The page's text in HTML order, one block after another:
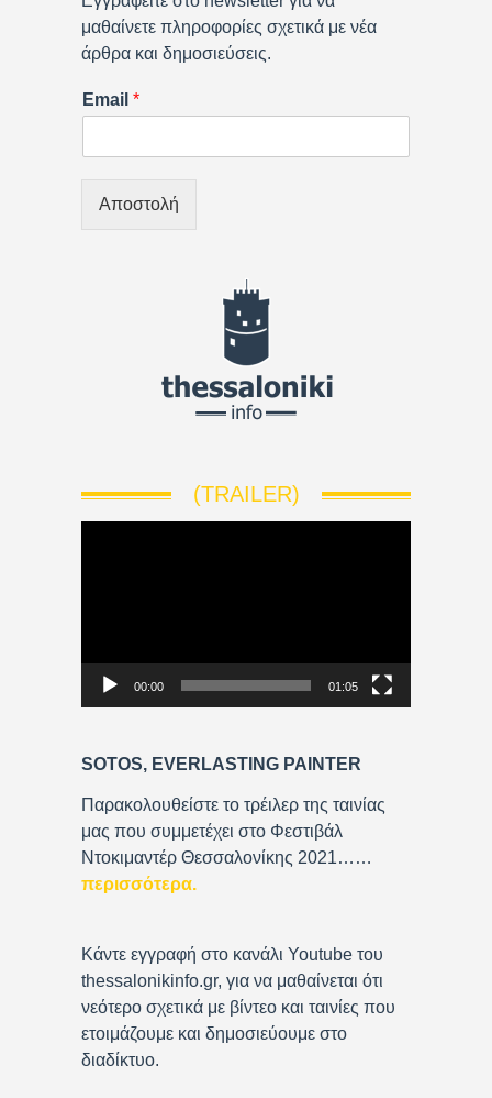
μαθαίνετε πληροφορίες σχετικά με νέα
άρθρα και δημοσιεύσεις.
Email *
Αποστολή
(TRAILER)
P
e
r
00:00 01:05
SOTOS, EVERLASTING PAINTER
Παρακολουθείστε το τρέιλερ της ταινίας
μας που συμμετέχει στο Φεστιβάλ
Ντοκιμαντέρ Θεσσαλονίκης 2021……
περισσότερα.
Κάντε εγγραφή στο κανάλι Youtube του
thessalonikinfo.gr, για να μαθαίνεται ότι
νεότερο σχετικά με βίντεο και ταινίες που
ετοιμάζουμε και δημοσιεύουμε στο
διαδίκτυο.